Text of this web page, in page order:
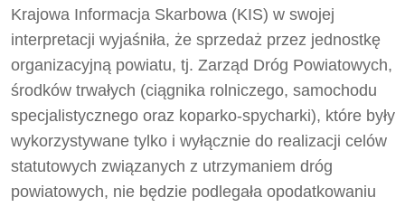
Krajowa Informacja Skarbowa (KIS) w swojej
interpretacji wyjaśniła, że sprzedaż przez jednostkę
organizacyjną powiatu, tj. Zarząd Dróg Powiatowych,
środków trwałych (ciągnika rolniczego, samochodu
specjalistycznego oraz koparko-spycharki), które były
wykorzystywane tylko i wyłącznie do realizacji celów
statutowych związanych z utrzymaniem dróg
powiatowych, nie będzie podlegała opodatkowaniu